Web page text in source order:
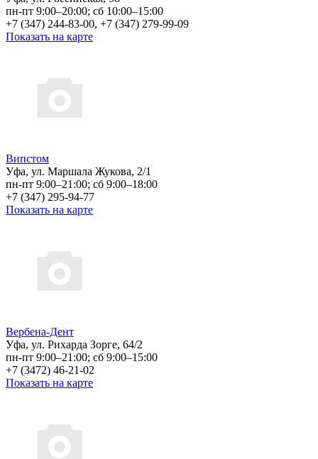
пн-пт 9:00–20:00; сб 10:00–15:00
+7 (347) 244-83-00, +7 (347) 279-99-09
Показать на карте
Випстом
Уфа, ул. Маршала Жукова, 2/1
пн-пт 9:00–21:00; сб 9:00–18:00
+7 (347) 295-94-77
Показать на карте
Вербена-Дент
Уфа, ул. Рихарда Зорге, 64/2
пн-пт 9:00–21:00; сб 9:00–15:00
+7 (3472) 46-21-02
Показать на карте